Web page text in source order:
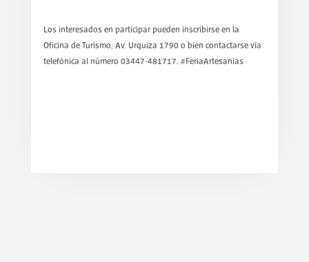
Los interesados en participar pueden inscribirse en la
Oficina de Turismo, Av. Urquiza 1790 o bien contactarse vía
telefónica al número 03447-481717. #FeriaArtesanías